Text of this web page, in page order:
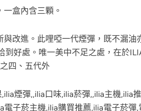
盒內含三顆。
改進。此哩啞一代煙彈，既不漏油
到好處。唯一美中不足之處，在於
四、五代外